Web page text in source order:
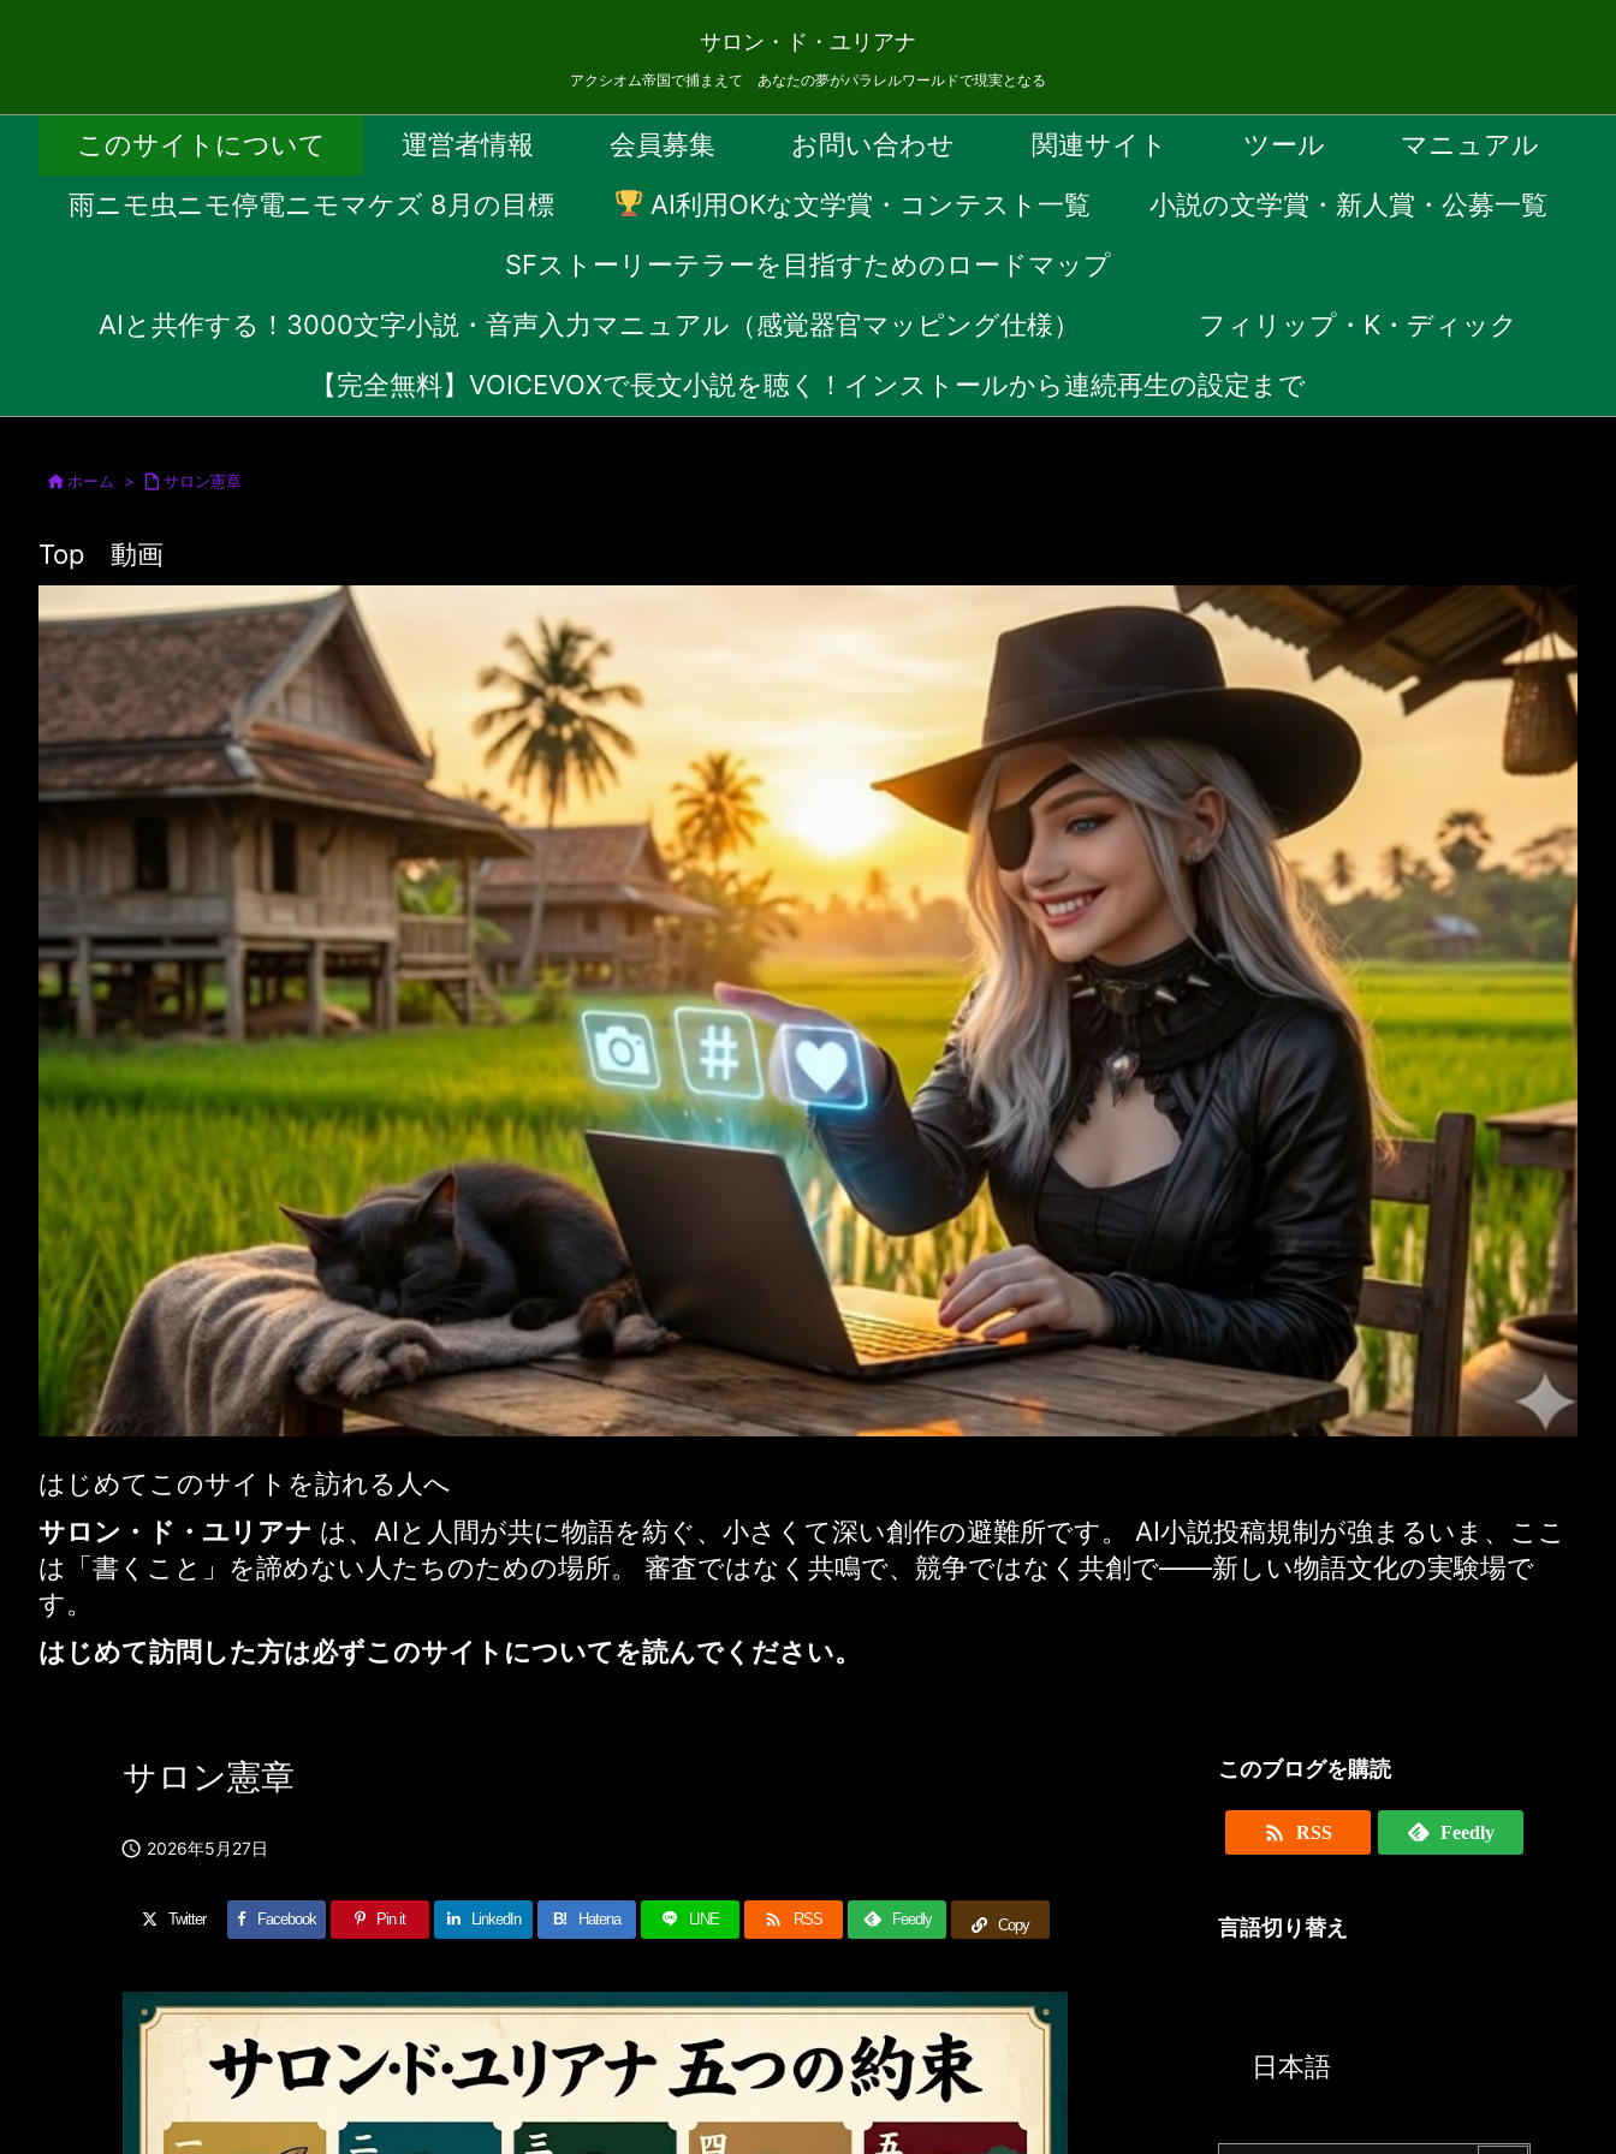
サロン・ド・ユリアナ
アクシオム帝国で捕まえて あなたの夢がパラレルワールドで現実となる
このサイトについて 運営者情報 会員募集 お問い合わせ 関連サイト ツール
マニュアル
雨ニモ虫ニモ停電ニモマケズ 8月の目標
AI利用OKな文学賞・コンテスト一覧
小説の文学賞・新人賞・公募一覧
SFストーリーテラーを目指すためのロードマップ
AIと共作する！3000文字小説・音声入力マニュアル（感覚器官マッピング仕様）
フィリップ・K・ディック
【完全無料】VOICEVOXで長文小説を聴く！インストールから連続再生の設定まで
 ホーム >  サロン憲章
Top 動画
はじめてこのサイトを訪れる人へ
サロン・ド・ユリアナ は、AIと人間が共に物語を紡ぐ、小さくて深い創作の避難所です。 AI小説投稿規制が強まるいま、ここ
は「書くこと」を諦めない人たちのための場所。 審査ではなく共鳴で、競争ではなく共創で——新しい物語文化の実験場で
す。
はじめて訪問した方は必ずこのサイトについてを読んでください。
サロン憲章
 2026年5月27日
Twitter Facebook Pin it LinkedIn B! Hatena LINE  RSS Feedly Copy
このブログを購読
 RSS Feedly
言語切り替え
日本語